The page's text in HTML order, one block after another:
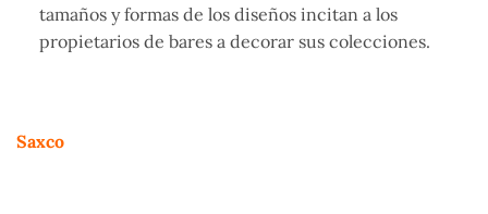
tamaños y formas de los diseños incitan a los
propietarios de bares a decorar sus colecciones.
Saxco